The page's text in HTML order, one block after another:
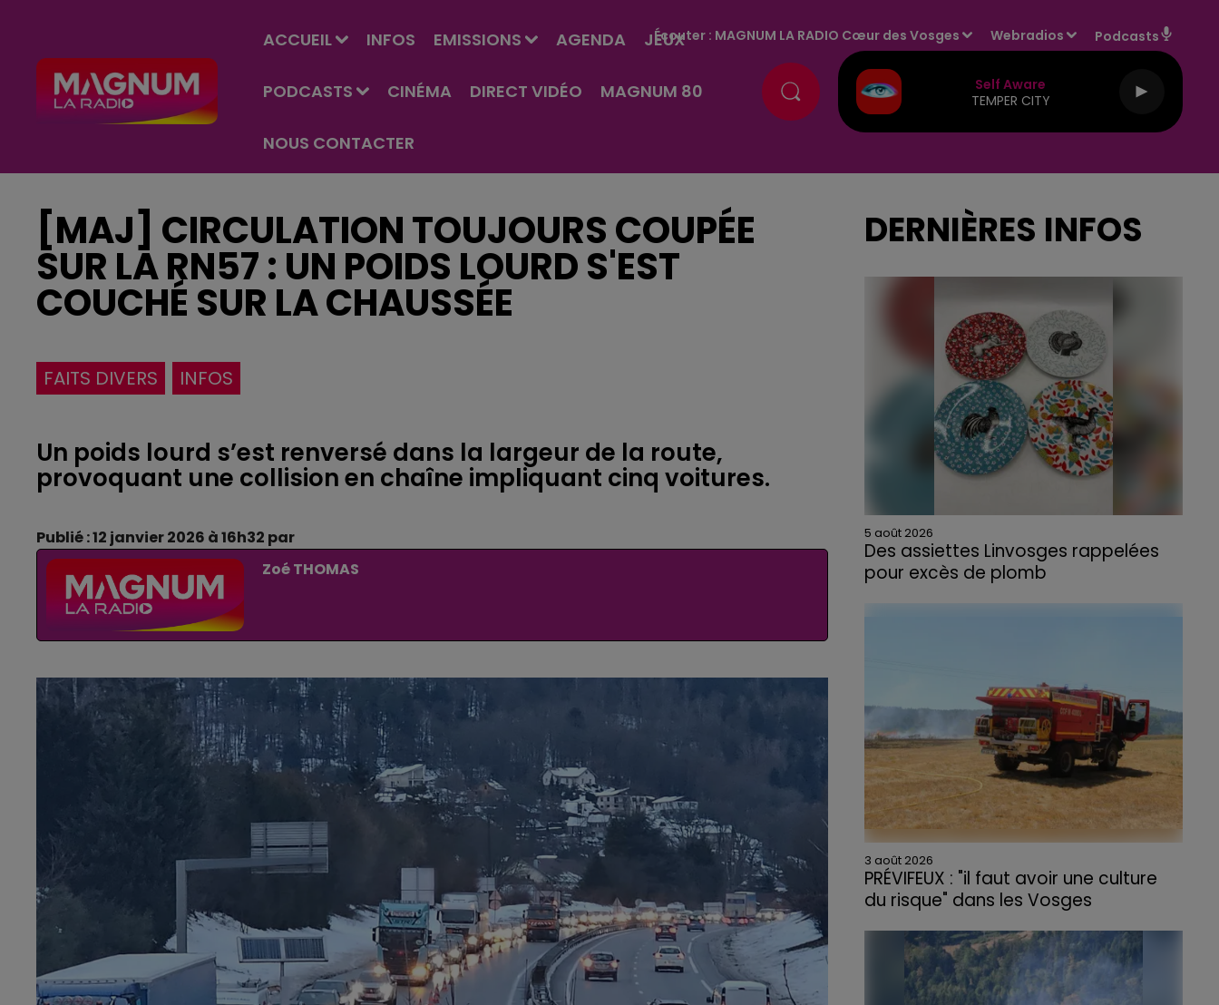
ACCUEIL INFOS EMISSIONS AGENDA JEUX
PODCASTS CINÉMA DIRECT VIDÉO MAGNUM 80
NOUS CONTACTER
Écouter : MAGNUM LA RADIO Cœur des Vosges Webradios Podcasts
Self Aware
TEMPER CITY
[MAJ] CIRCULATION TOUJOURS COUPÉE
SUR LA RN57 : UN POIDS LOURD S'EST
COUCHÉ SUR LA CHAUSSÉE
FAITS DIVERS INFOS
Un poids lourd s’est renversé dans la largeur de la route,
provoquant une collision en chaîne impliquant cinq voitures.
Publié : 12 janvier 2026 à 16h32 par
Zoé THOMAS
DERNIÈRES INFOS
5 août 2026
Des assiettes Linvosges rappelées
pour excès de plomb
3 août 2026
PRÉVIFEUX : "il faut avoir une culture
du risque" dans les Vosges